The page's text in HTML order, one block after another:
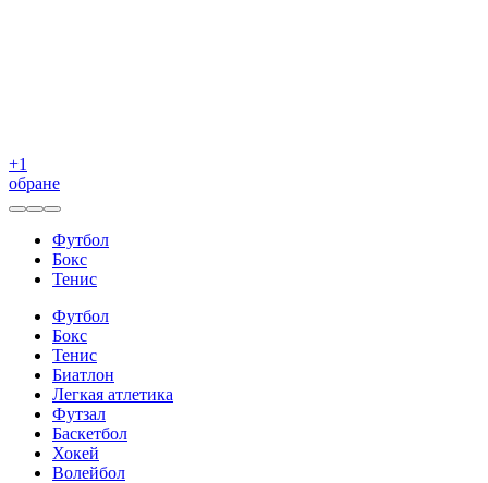
+1
обране
Футбол
Бокс
Тенис
Футбол
Бокс
Тенис
Биатлон
Легкая атлетика
Футзал
Баскетбол
Хокей
Волейбол